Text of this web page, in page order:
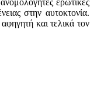
στην αυτοκτονία.
και τελικά τον